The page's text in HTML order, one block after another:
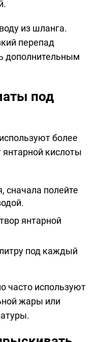
из шланга.
перепад
дополнительным
под
более
кислоты
сначала полейте
янтарной
под каждый
часто используют
жары или